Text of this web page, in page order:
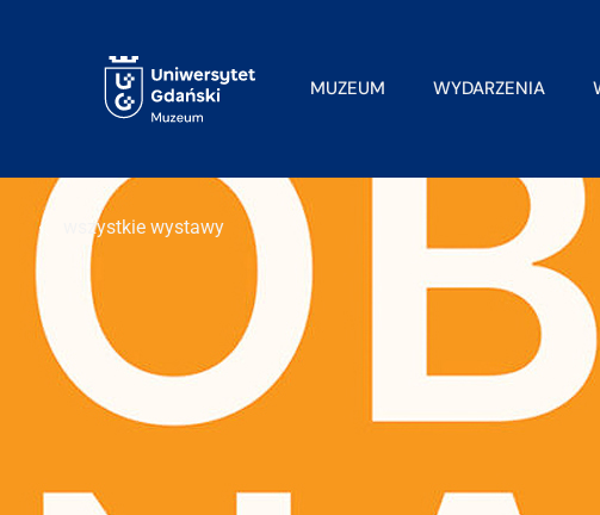
MUZEUM WYDARZENIA
wszystkie wystawy